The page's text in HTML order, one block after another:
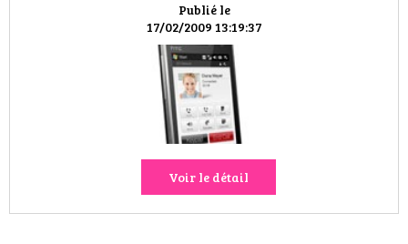
Publié le
17/02/2009 13:19:37
Voir le détail